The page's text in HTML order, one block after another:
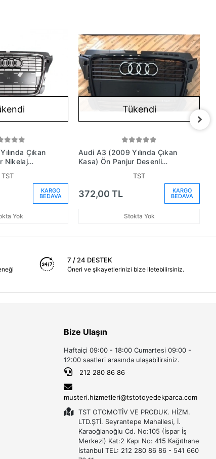
Çıkan
Nikelaj
TST
KARGO
BEDAVA
Yok
Tükendi
Audi A3 (2009 Yılında Çıkan
Kasa) Ön Panjur Desenli
8P0853651Mvmz)
TST
372,00 TL KARGO
BEDAVA
Stokta Yok
7 / 24 DESTEK
Öneri ve şikayetlerinizi bize iletebilirsiniz.
Bize Ulaşın
Haftaiçi 09:00 - 18:00 Cumartesi 09:00 -
12:00 saatleri arasında ulaşabilirsiniz.
212 280 86 86
musteri.hizmetleri@tstotoyedekparca.com
TST OTOMOTİV VE PRODUK. HİZM.
LTD.ŞTİ. Seyrantepe Mahallesi, İ.
Karaoğlanoğlu Cd. No:105 (İspar İş
Merkezi) Kat:2 Kapı No: 415 Kağıthane
İstanbul TEL: 212 280 86 86 - 541 660